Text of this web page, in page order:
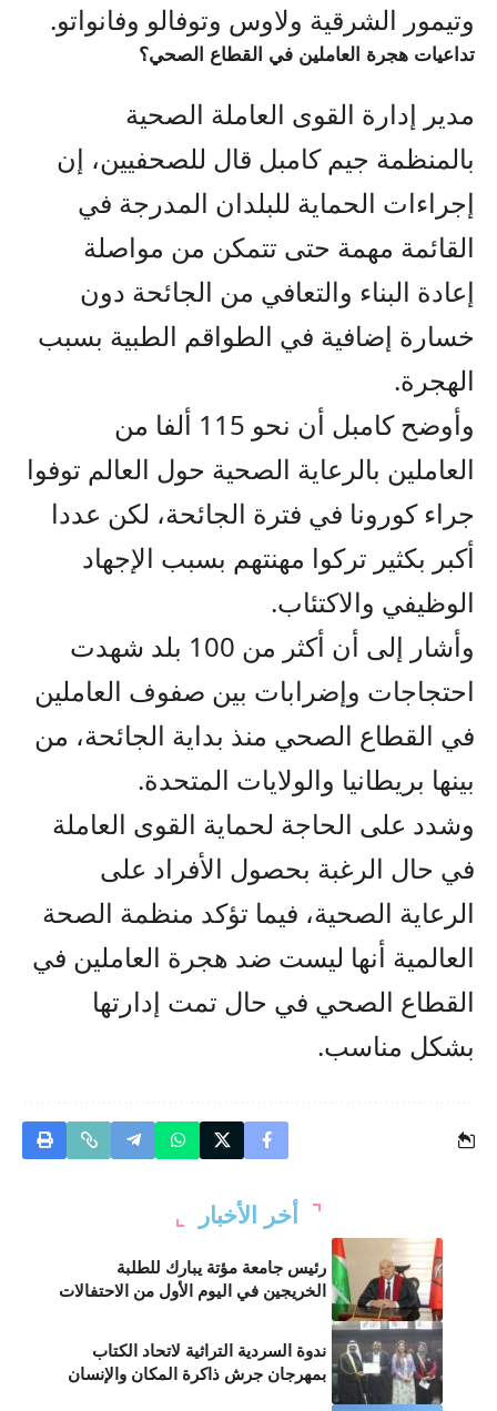
وتيمور الشرقية ولاوس وتوفالو وفانواتو.
تداعيات هجرة العاملين في القطاع الصحي؟
مدير إدارة القوى العاملة الصحية
بالمنظمة جيم كامبل قال للصحفيين، إن
إجراءات الحماية للبلدان المدرجة في
القائمة مهمة حتى تتمكن من مواصلة
إعادة البناء والتعافي من الجائحة دون
خسارة إضافية في الطواقم الطبية بسبب
الهجرة.
وأوضح كامبل أن نحو 115 ألفا من
العاملين بالرعاية الصحية حول العالم توفوا
جراء كورونا في فترة الجائحة، لكن عددا
أكبر بكثير تركوا مهنتهم بسبب الإجهاد
الوظيفي والاكتئاب.
وأشار إلى أن أكثر من 100 بلد شهدت
احتجاجات وإضرابات بين صفوف العاملين
في القطاع الصحي منذ بداية الجائحة، من
بينها بريطانيا والولايات المتحدة.
وشدد على الحاجة لحماية القوى العاملة
في حال الرغبة بحصول الأفراد على
الرعاية الصحية، فيما تؤكد منظمة الصحة
العالمية أنها ليست ضد هجرة العاملين في
القطاع الصحي في حال تمت إدارتها
بشكل مناسب.
أخر الأخبار
رئيس جامعة مؤتة يبارك للطلبة
الخريجين في اليوم الأول من الاحتفالات
ندوة السردية التراثية لاتحاد الكتاب
بمهرجان جرش ذاكرة المكان والإنسان